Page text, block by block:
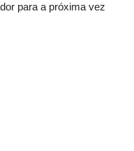
para a próxima vez